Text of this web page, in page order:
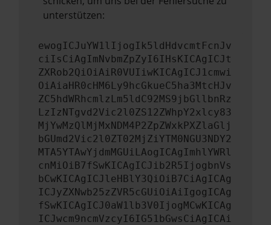
unterstützen:
ewogICJuYW1lIjogIk5ldHdvcmtFcnJv
ciIsCiAgImNvbmZpZyI6IHsKICAgICJt
ZXRob2QiOiAiR0VUIiwKICAgICJ1cmwi
OiAiaHR0cHM6Ly9hcGkueC5ha3MtcHJv
ZC5hdWRhcmlzLm5ldC92MS9jbGllbnRz
LzIzNTgvd2Vic2l0ZS12ZWhpY2xlcy83
MjYwMzQlMjMxNDM4P2ZpZWxkPXZlaGlj
bGUmd2Vic2l0ZT02MjZiYTM0NGU3NDY2
MTA5YTAwYjdmMGUiLAogICAgImhlYWRl
cnMiOiB7fSwKICAgICJib2R5IjogbnVs
bCwKICAgICJleHBlY3QiOiB7CiAgICAg
ICJyZXNwb25zZVR5cGUiOiAiIgogICAg
fSwKICAgICJ0aW1lb3V0IjogMCwKICAg
ICJwcm9ncmVzcyI6IG51bGwsCiAgICAi